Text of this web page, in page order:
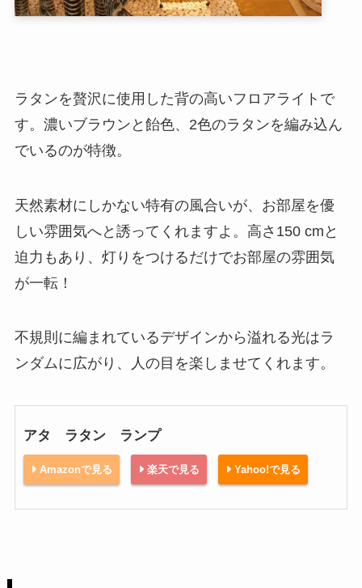
ラタンを贅沢に使用した背の高いフロアライトで
す。濃いブラウンと飴色、2色のラタンを編み込ん
でいるのが特徴。
天然素材にしかない特有の風合いが、お部屋を優
しい雰囲気へと誘ってくれますよ。高さ150 cmと
迫力もあり、灯りをつけるだけでお部屋の雰囲気
が一転！
不規則に編まれているデザインから溢れる光はラ
ンダムに広がり、人の目を楽しませてくれます。
アタ ラタン ランプ
Amazonで見る 楽天で見る Yahoo!で見る